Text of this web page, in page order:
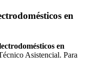
en
en
Asistencial. Para